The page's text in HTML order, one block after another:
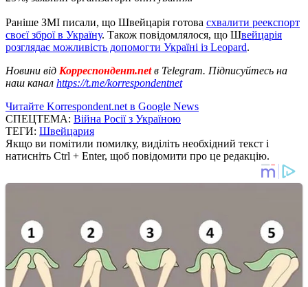
Раніше ЗМІ писали, що Швейцарія готова схвалити реекспорт
своєї зброї в Україну. Також повідомлялося, що Швейцарія
розглядає можливість допомогти Україні із Leopard.
Новини від Корреспондент.netв Telegram. Підписуйтесь на
наш канал https://t.me/korrespondentnet
Читайте Korrespondent.net в Google News
СПЕЦТЕМА: Війна Росії з Україною
ТЕГИ: Швейцария
Якщо ви помітили помилку, виділіть необхідний текст і
натисніть Ctrl + Enter, щоб повідомити про це редакцію.